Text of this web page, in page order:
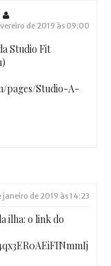
de 2019 às 09:00
Studio Fit
pages/Studio-A-
janeiro de 2019 às 14:23
ilha: o link do